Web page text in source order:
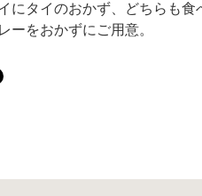
にタイのおかず、どちらも
ーをおかずにご用意。